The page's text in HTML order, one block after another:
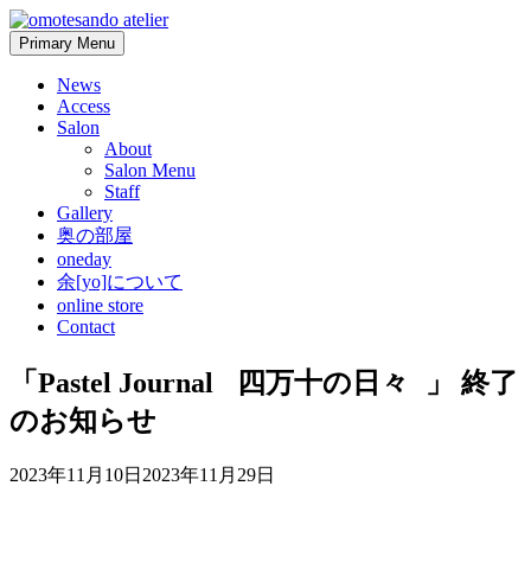
Skip
to
content
Primary Menu
News
Access
Salon
About
Salon Menu
Staff
Gallery
奥の部屋
oneday
余[yo]について
online store
Contact
「Pastel Journal 四万十の日々 」 終了
のお知らせ
2023年11月10日 2023年11月29日